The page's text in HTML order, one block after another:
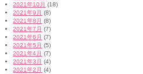
2021年10月 (18)
2021年9月 (8)
2021年8月 (8)
2021年7月 (7)
2021年6月 (7)
2021年5月 (5)
2021年4月 (7)
2021年3月 (4)
2021年2月 (4)